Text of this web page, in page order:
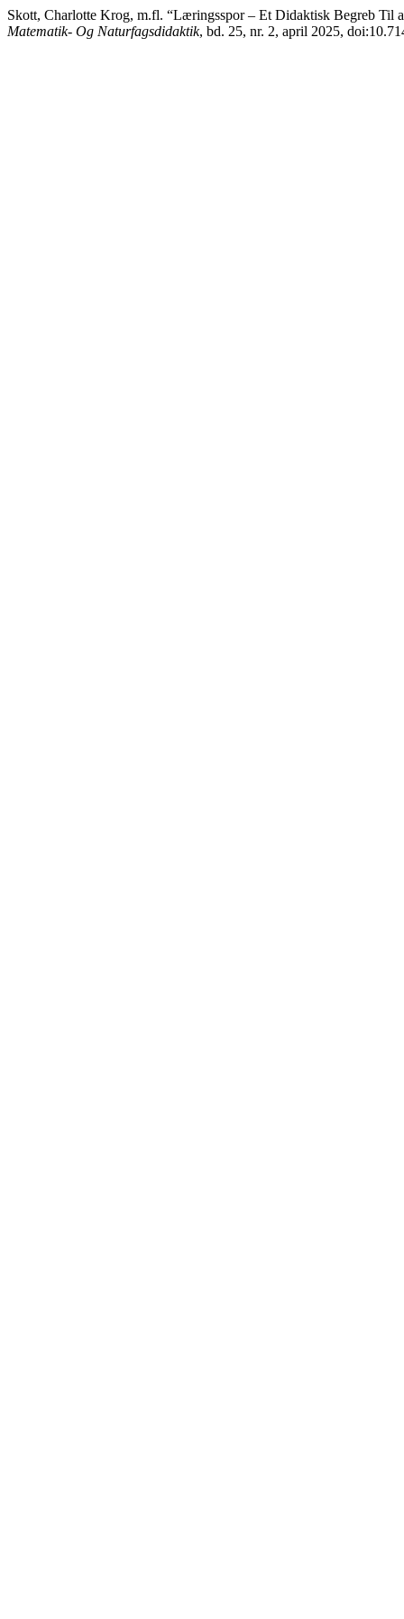
Skott, Charlotte Krog, m.fl. “Læringsspor – Et Didaktisk Begreb Til
Matematik- Og Naturfagsdidaktik, bd. 25, nr. 2, april 2025,